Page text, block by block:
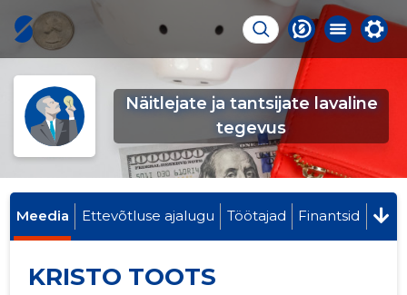
Näitlejate ja tantsijate lavaline
tegevus
Meedia Ettevõtluse ajalugu Töötajad Finantsid
KRISTO TOOTS